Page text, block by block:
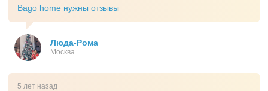
Bago home нужны отзывы
Люда-Рома
Москва
5 лет назад